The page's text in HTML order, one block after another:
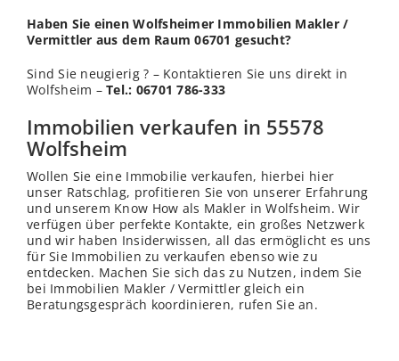
Haben Sie einen Wolfsheimer Immobilien Makler /
Vermittler aus dem Raum 06701 gesucht?
Sind Sie neugierig ? – Kontaktieren Sie uns direkt in
Wolfsheim –Tel.: 06701 786-333
Immobilien verkaufen in 55578
Wolfsheim
Wollen Sie eine Immobilie verkaufen, hierbei hier
unser Ratschlag, profitieren Sie von unserer Erfahrung
und unserem Know How als Makler in Wolfsheim. Wir
verfügen über perfekte Kontakte, ein großes Netzwerk
und wir haben Insiderwissen, all das ermöglicht es uns
für Sie Immobilien zu verkaufen ebenso wie zu
entdecken. Machen Sie sich das zu Nutzen, indem Sie
bei Immobilien Makler / Vermittler gleich ein
Beratungsgespräch koordinieren, rufen Sie an.